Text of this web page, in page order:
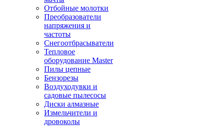
Отбойные молотки
Преобразователи
напряжения и
частоты
Снегоотбрасыватели
Тепловое
оборудование Master
Пилы цепные
Бензорезы
Воздуходувки и
садовые пылесосы
Диски алмазные
Измельчители и
дровоколы